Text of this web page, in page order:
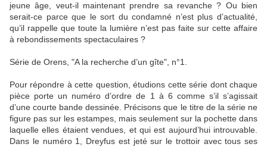
jeune âge, veut-il maintenant prendre sa revanche ? Ou bien
serait-ce parce que le sort du condamné n’est plus d’actualité,
qu’il rappelle que toute la lumière n’est pas faite sur cette affaire
à rebondissements spectaculaires ?
Série de Orens, "A la recherche d’un gîte", n°1.
Pour répondre à cette question, étudions cette série dont chaque
pièce porte un numéro d’ordre de 1 à 6 comme s’il s’agissait
d’une courte bande dessinée. Précisons que le titre de la série ne
figure pas sur les estampes, mais seulement sur la pochette dans
laquelle elles étaient vendues, et qui est aujourd’hui introuvable.
Dans le numéro 1, Dreyfus est jeté sur le trottoir avec tous ses